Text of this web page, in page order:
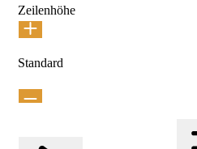
Zeilenhöhe
Standard